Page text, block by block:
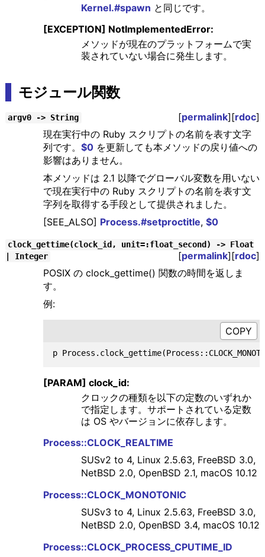
Kernel.#spawn と同じです。
[EXCEPTION] NotImplementedError:
メソッドが現在のプラットフォームで実
装されていない場合に発生します。
モジュール関数
argv0 -> String [permalink][rdoc]
現在実行中の Ruby スクリプトの名前を表す文字
列です。 $0を更新しても本メソッドの戻り値への
影響はありません。
本メソッドは 2.1 以降でグローバル変数を用いない
で現在実行中の Ruby スクリプトの名前を表す文
字列を取得する手段として提供されました。
[SEE_ALSO] Process.#setproctitle, $0
clock_gettime(clock_id, unit=:float_second) -> Float
| Integer
[permalink][rdoc]
POSIX の clock_gettime() 関数の時間を返しま
す。
例:
[PARAM] clock_id:
クロックの種類を以下の定数のいずれか
で指定します。サポートされている定数
は OS やバージョンに依存します。
Process::CLOCK_REALTIME
SUSv2 to 4, Linux 2.5.63, FreeBSD 3.0,
NetBSD 2.0, OpenBSD 2.1, macOS 10.12
Process::CLOCK_MONOTONIC
SUSv3 to 4, Linux 2.5.63, FreeBSD 3.0,
NetBSD 2.0, OpenBSD 3.4, macOS 10.12
Process::CLOCK_PROCESS_CPUTIME_ID